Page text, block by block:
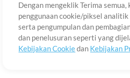
Dengan mengeklik Terima
penggunaan cookie/piksel analitik
serta pengumpulan dan
dan penelusuran seperti yang
Kebijakan Cookiedan Kebijakan